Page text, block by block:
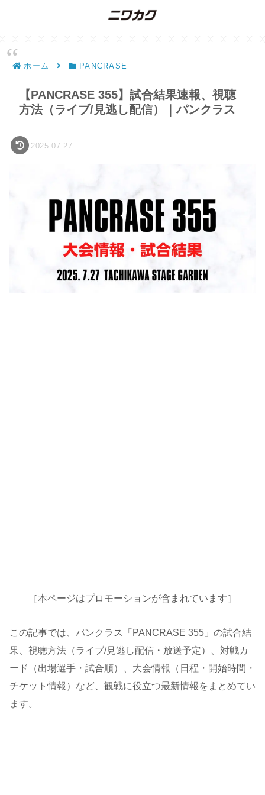
ホーム PANCRASE
【PANCRASE 355】試合結果速報、視聴
方法（ライブ/見逃し配信）｜パンクラス
2025.07.27
［本ページはプロモーションが含まれています］
この記事では、パンクラス「PANCRASE 355」の試合結
果、視聴方法（ライブ/見逃し配信・放送予定）、対戦カ
ード（出場選手・試合順）、大会情報（日程・開始時間・
チケット情報）など、観戦に役立つ最新情報をまとめてい
ます。